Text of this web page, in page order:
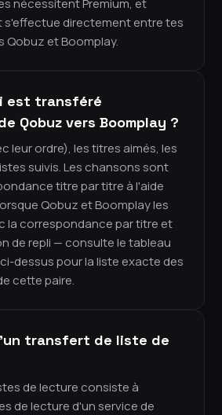
s'effectue directement entre tes
Qobuz et Boomplay.
est transféré
Qobuz vers Boomplay ?
leur ordre), les titres aimés, les
suivis. Les chansons sont
titre par titre à l'aide
Qobuz et Boomplay les
la correspondance par titre et
de repli — consulte le tableau
dessus pour la liste exacte des
cette paire.
transfert de liste de
de lecture consiste à
de lecture d'un service de